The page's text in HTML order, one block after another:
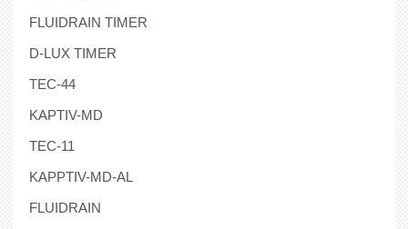
FLUIDRAIN TIMER
D-LUX TIMER
TEC-44
KAPTIV-MD
TEC-11
KAPPTIV-MD-AL
FLUIDRAIN